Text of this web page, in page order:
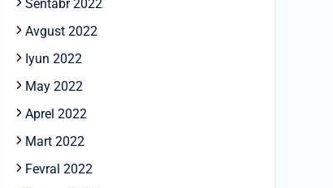
Sentabr 2022
Avgust 2022
Iyun 2022
May 2022
Aprel 2022
Mart 2022
Fevral 2022